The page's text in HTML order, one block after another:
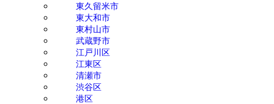
東久留米市
東大和市
東村山市
武蔵野市
江戸川区
江東区
清瀬市
渋谷区
港区